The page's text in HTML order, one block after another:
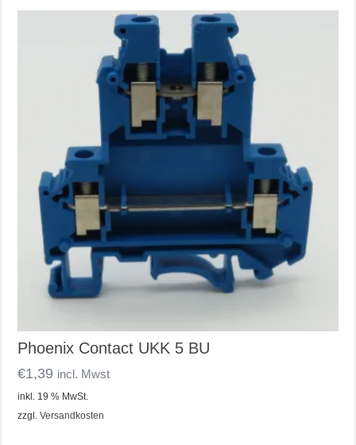
Phoenix Contact UKK 5 BU
€1,39 incl. Mwst
inkl. 19 % MwSt.
zzgl.Versandkosten